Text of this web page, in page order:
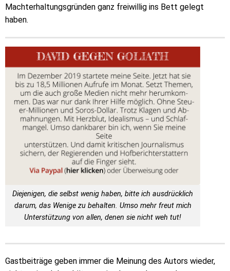
Machterhaltungsgründen ganz freiwillig ins Bett gelegt
haben.
Diejenigen, die selbst wenig haben, bitte ich ausdrücklich
darum, das Wenige zu behalten. Umso mehr freut mich
Unterstützung von allen, denen sie nicht weh tut!
Gastbeiträge geben immer die Meinung des Autors wieder,